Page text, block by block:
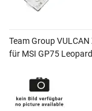
Team Group
für MSI GP75